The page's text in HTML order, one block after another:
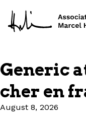
Generic
cher en
August 8, 2026